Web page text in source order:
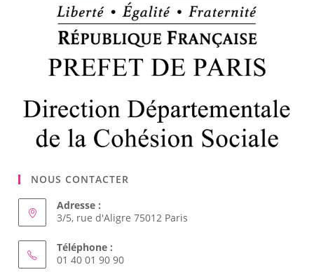
NOUS CONTACTER
Adresse :
3/5, rue d'Aligre 75012 Paris
Téléphone :
01 40 01 90 90